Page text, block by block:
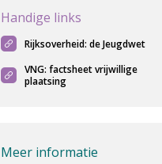
Handige links
Rijksoverheid: de Jeugdwet
VNG: factsheet vrijwillige
plaatsing
Meer informatie